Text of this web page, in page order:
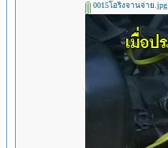
0015โอริงจานจ่าย.jpg